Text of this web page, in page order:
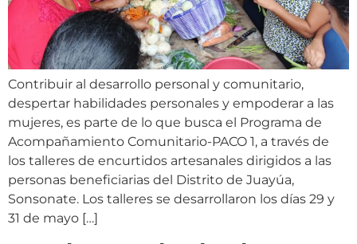
Contribuir al desarrollo personal y comunitario,
despertar habilidades personales y empoderar a las
mujeres, es parte de lo que busca el Programa de
Acompañamiento Comunitario-PACO 1, a través de
los talleres de encurtidos artesanales dirigidos a las
personas beneficiarias del Distrito de Juayúa,
Sonsonate. Los talleres se desarrollaron los días 29 y
31 de mayo […]